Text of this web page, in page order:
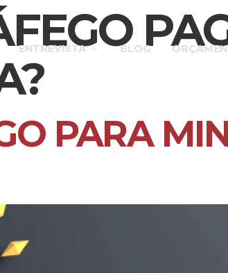
ENTREVISTA BLOG
PARA